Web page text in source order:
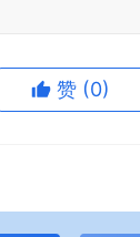
赞 (0)